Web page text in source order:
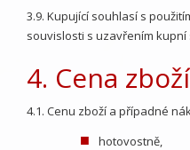
3.9. Kupující souhlasí s
souvislosti s uzavřením
4. Cena
4.1. Cenu zboží a případné
hotovostně,